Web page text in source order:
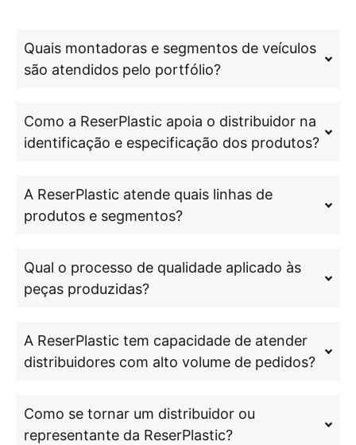
Quais montadoras e segmentos de veículos
são atendidos pelo portfólio?
Como a ReserPlastic apoia o distribuidor na
identificação e especificação dos produtos?
A ReserPlastic atende quais linhas de
produtos e segmentos?
Qual o processo de qualidade aplicado às
peças produzidas?
A ReserPlastic tem capacidade de atender
distribuidores com alto volume de pedidos?
Como se tornar um distribuidor ou
representante da ReserPlastic?